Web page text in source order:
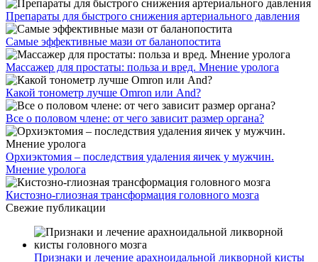
Препараты для быстрого снижения артериального давления
Самые эффективные мази от баланопостита
Массажер для простаты: польза и вред. Мнение уролога
Какой тонометр лучше Omron или And?
Все о половом члене: от чего зависит размер органа?
Орхиэктомия – последствия удаления яичек у мужчин.
Мнение уролога
Кистозно-глиозная трансформация головного мозга
Свежие публикации
Признаки и лечение арахноидальной ликворной кисты